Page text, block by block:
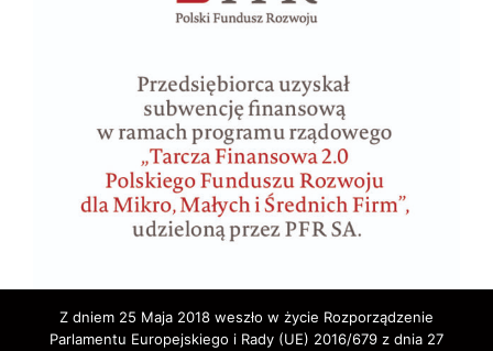
Z dniem 25 Maja 2018 weszło w życie Rozporządzenie
Parlamentu Europejskiego i Rady (UE) 2016/679 z dnia 27